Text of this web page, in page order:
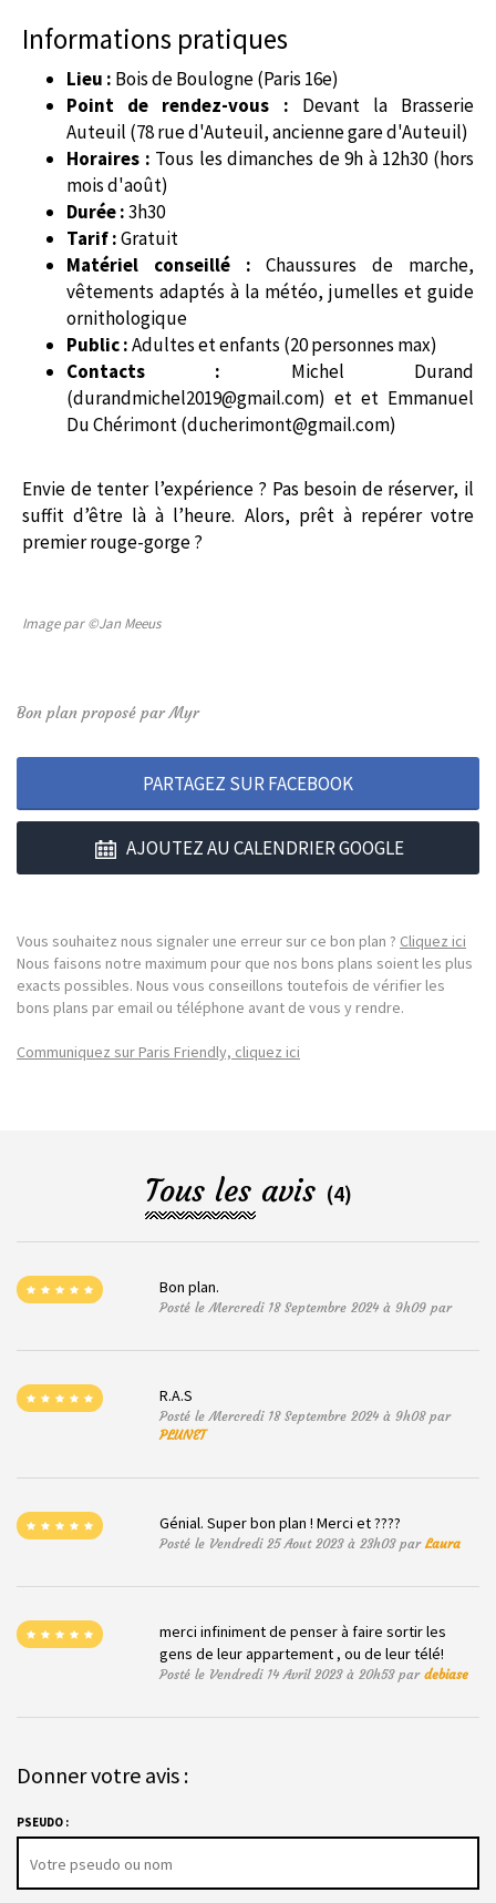
Informations pratiques
Lieu : Bois de Boulogne (Paris 16e)
Point de rendez-vous : Devant la Brasserie
Auteuil (78 rue d'Auteuil, ancienne gare d'Auteuil)
Horaires : Tous les dimanches de 9h à 12h30 (hors
mois d'août)
Durée :3h30
Tarif :Gratuit
Matériel conseillé : Chaussures de marche,
vêtements adaptés à la météo, jumelles et guide
ornithologique
Public :Adultes et enfants (20 personnes max)
Contacts : Michel Durand
(durandmichel2019@gmail.com) et et Emmanuel
Du Chérimont (ducherimont@gmail.com)
Envie de tenter l’expérience ? Pas besoin de réserver, il
suffit d’être là à l’heure. Alors, prêt à repérer votre
premier rouge-gorge ?
Image par ©Jan Meeus
Bon plan proposé par Myr
PARTAGEZ SUR FACEBOOK
AJOUTEZ AU CALENDRIER GOOGLE
Vous souhaitez nous signaler une erreur sur ce bon plan ? Cliquez ici
Nous faisons notre maximum pour que nos bons plans soient les plus
exacts possibles. Nous vous conseillons toutefois de vérifier les
bons plans par email ou téléphone avant de vous y rendre.
Communiquez sur Paris Friendly, cliquez ici
Tous les avis (4)
Bon plan.
Posté le Mercredi 18 Septembre 2024 à 9h09 par
R.A.S
Posté le Mercredi 18 Septembre 2024 à 9h08 par
PLUNET
Génial. Super bon plan ! Merci et ????
Posté le Vendredi 25 Aout 2023 à 23h03 parLaura
merci infiniment de penser à faire sortir les
gens de leur appartement , ou de leur télé!
Posté le Vendredi 14 Avril 2023 à 20h53 pardebiase
Donner votre avis :
PSEUDO :